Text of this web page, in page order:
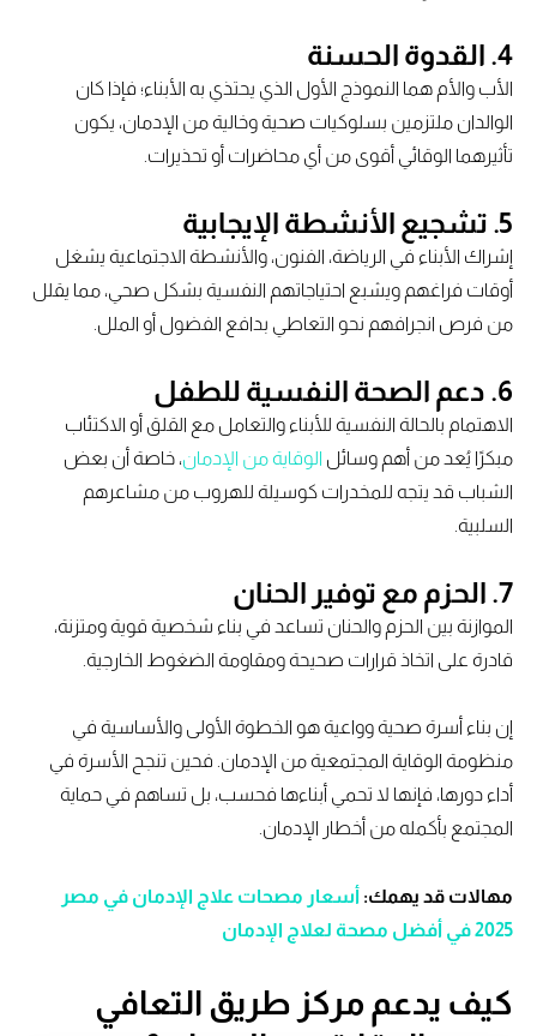
4. القدوة الحسنة
الأب والأم هما النموذج الأول الذي يحتذي به الأبناء؛ فإذا كان
الوالدان ملتزمين بسلوكيات صحية وخالية من الإدمان، يكون
تأثيرهما الوقائي أقوى من أي محاضرات أو تحذيرات.
5. تشجيع الأنشطة الإيجابية
إشراك الأبناء في الرياضة، الفنون، والأنشطة الاجتماعية يشغل
أوقات فراغهم ويشبع احتياجاتهم النفسية بشكل صحي، مما يقلل
من فرص انجرافهم نحو التعاطي بدافع الفضول أو الملل.
6. دعم الصحة النفسية للطفل
الاهتمام بالحالة النفسية للأبناء والتعامل مع القلق أو الاكتئاب
مبكرًا يُعد من أهم وسائل الوقاية من الإدمان، خاصة أن بعض
الشباب قد يتجه للمخدرات كوسيلة للهروب من مشاعرهم
السلبية.
7. الحزم مع توفير الحنان
الموازنة بين الحزم والحنان تساعد في بناء شخصية قوية ومتزنة،
قادرة على اتخاذ قرارات صحيحة ومقاومة الضغوط الخارجية.
إن بناء أسرة صحية وواعية هو الخطوة الأولى والأساسية في
منظومة الوقاية المجتمعية من الإدمان. فحين تنجح الأسرة في
أداء دورها، فإنها لا تحمي أبناءها فحسب، بل تساهم في حماية
المجتمع بأكمله من أخطار الإدمان.
مهالات قد يهمك:أسعار مصحات علاج الإدمان في مصر
2025 في أفضل مصحة لعلاج الإدمان
كيف يدعم مركز طريق التعافي